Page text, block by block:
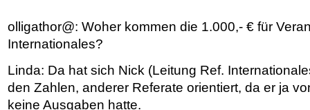
olligathor@: Woher kommen die 1.000,- € für
Internationales?
Linda: Da hat sich Nick (Leitung Ref.
den Zahlen, anderer Referate orientiert, da er ja
keine Ausgaben hatte.